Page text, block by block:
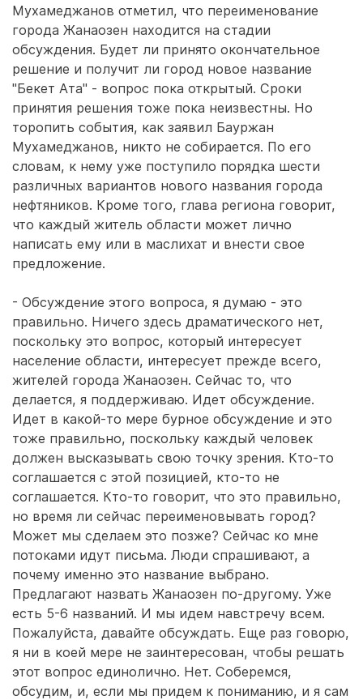
Мухамеджанов отметил, что переименование
города Жанаозен находится на стадии
обсуждения. Будет ли принято окончательное
решение и получит ли город новое название
"Бекет Ата" - вопрос пока открытый. Сроки
принятия решения тоже пока неизвестны. Но
торопить события, как заявил Бауржан
Мухамеджанов, никто не собирается. По его
словам, к нему уже поступило порядка шести
различных вариантов нового названия города
нефтяников. Кроме того, глава региона говорит,
что каждый житель области может лично
написать ему или в маслихат и внести свое
предложение.
- Обсуждение этого вопроса, я думаю - это
правильно. Ничего здесь драматического нет,
поскольку это вопрос, который интересует
население области, интересует прежде всего,
жителей города Жанаозен. Сейчас то, что
делается, я поддерживаю. Идет обсуждение.
Идет в какой-то мере бурное обсуждение и это
тоже правильно, поскольку каждый человек
должен высказывать свою точку зрения. Кто-то
соглашается с этой позицией, кто-то не
соглашается. Кто-то говорит, что это правильно,
но время ли сейчас переименовывать город?
Может мы сделаем это позже? Сейчас ко мне
потоками идут письма. Люди спрашивают, а
почему именно это название выбрано.
Предлагают назвать Жанаозен по-другому. Уже
есть 5-6 названий. И мы идем навстречу всем.
Пожалуйста, давайте обсуждать. Еще раз говорю,
я ни в коей мере не заинтересован, чтобы решать
этот вопрос единолично. Нет. Соберемся,
обсудим, и, если мы придем к пониманию, и я сам